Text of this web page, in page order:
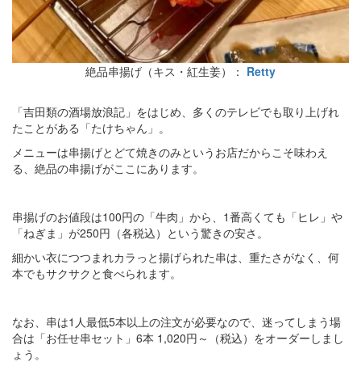
絶品串揚げ（キス・紅生姜）： Retty
「吉田類の酒場放浪記」をはじめ、多くのテレビでも取り上げれ
たことがある「たけちゃん」。
メニューは串揚げとどて焼きのみというお店だからこそ味わえ
る、絶品の串揚げがここにあります。
串揚げのお値段は100円の「牛肉」から、1番高くても「ヒレ」や
「ねぎま」が250円（各税込）という驚きの安さ。
細かい衣につつまれカラっと揚げられた串は、重たさがなく、何
本でもサクサクと食べられます。
なお、串は1人最低5本以上の注文が必要なので、迷ってしまう場
合は「お任せ串セット」6本 1,020円～（税込）をオーダーしまし
ょう。